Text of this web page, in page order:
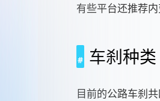
有些平台还推荐
车刹种类
目前的公路车刹